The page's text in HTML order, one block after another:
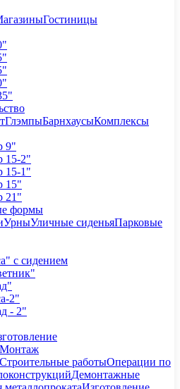
Гостиницы
ГлэмпыБарнхаусыКомплексы
9"
15-2"
15-1"
15"
21"
формы
УрныУличные сиденьяПарковые
с сидением
2"
- 2"
Монтаж
Строительные работыОперации по
Демонтажные